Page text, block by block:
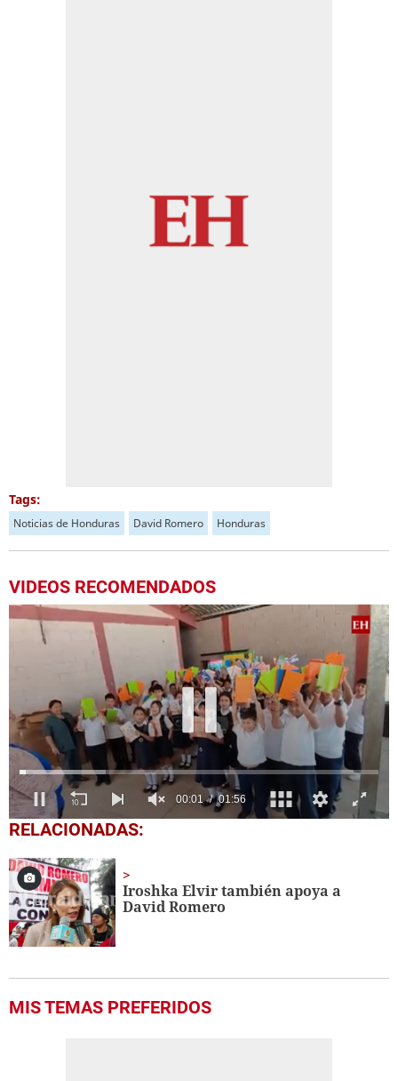
Tags:
Noticias de Honduras David Romero Honduras
VIDEOS RECOMENDADOS
0
of
minute,
56
seconds
RELACIONADAS:
Iroshka Elvir también apoya a
David Romero
MIS TEMAS PREFERIDOS